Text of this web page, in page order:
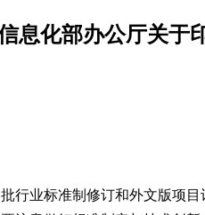
息化部办公厅关于
业标准制修订和外文版项目